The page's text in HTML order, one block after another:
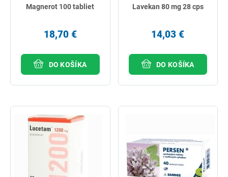
Magnerot 100 tabliet
18,70 €
DO KOŠÍKA
Lavekan 80 mg 28 cps
14,03 €
DO KOŠÍKA